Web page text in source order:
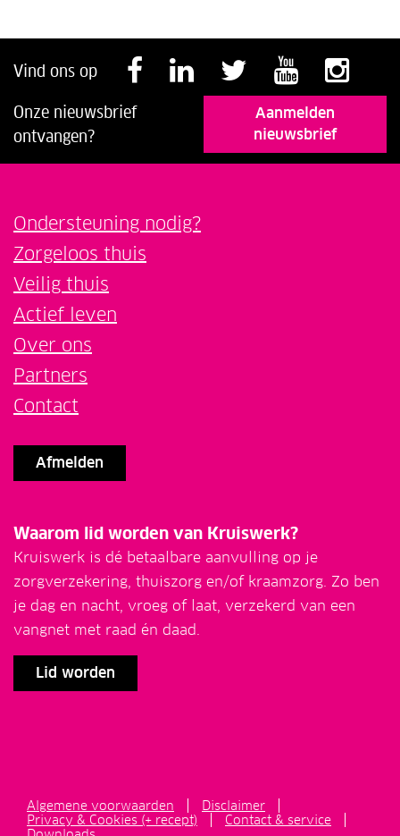
Vind ons op Volg ons op
Volg ons op
Volg ons
Volg
Onze nieuwsbrief
ontvangen?
Aanmelden
nieuwsbrief
Ondersteuning nodig?
Zorgeloos thuis
Veilig thuis
Actief leven
Over ons
Partners
Contact
Afmelden
Waarom lid worden van Kruiswerk?
Kruiswerk is dé betaalbare aanvulling op je
zorgverzekering, thuiszorg en/of kraamzorg. Zo ben
je dag en nacht, vroeg of laat, verzekerd van een
vangnet met raad én daad.
Lid worden
Algemene voorwaarden
Disclaimer
Privacy & Cookies (+ recept)
Contact & service